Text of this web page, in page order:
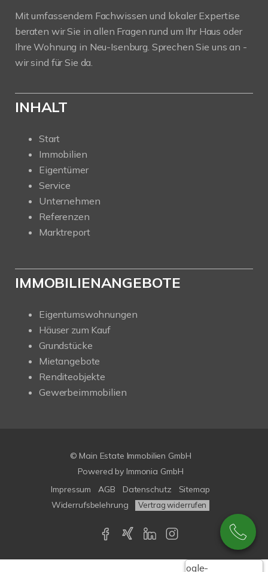
Mit umfassendem Fachwissen und lokaler Expertise
beraten wir Sie in allen Fragen rund um Ihr Haus oder
Ihre Wohnung in Neu-Isenburg. Sprechen Sie uns an -
wir sind für Sie da.
INHALT
Start
Immobilien
Eigentümer
Service
Unternehmen
Referenzen
Marktreport
IMMOBILIENANGEBOTE
Eigentumswohnungen
Häuser zum Kauf
Grundstücke
Mietangebote
Renditeobjekte
Gewerbeimmobilien
© Main Estate Immobilien GmbH
Powered by Immonia GmbH
Impressum
AGB Datenschutz
Sitemap
Widerrufsbelehrung
Vertrag widerrufen
Google-